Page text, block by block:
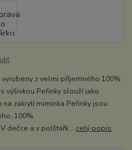
z velmi příjemného 100%
výšivkou.Peřinky slouží jako
zakrytí miminka.Peřinky jsou
100%
dečce a v polštářk... celý popis